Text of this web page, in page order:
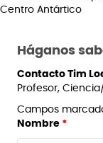
Centro Antártico
Háganos
Contacto Tim
Profesor,
Campos
Nombre *